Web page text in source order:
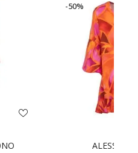
-50%
ALESSIA